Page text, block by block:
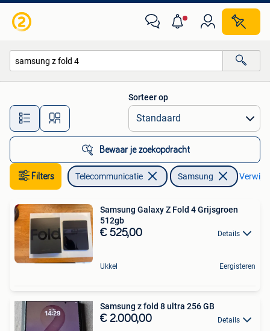
Alle afstanden…
Sorteer op
Bewaar je zoekopdracht
Filters Telecommunicatie Samsung
Samsung Galaxy Z Fold 4 Grijsgroen
512gb
€ 525,00 Details
Ukkel Eergisteren
Samsung z fold 8 ultra 256 GB
€ 2.000,00 Details